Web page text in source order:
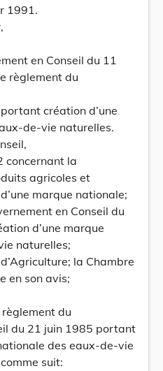
1991.
en Conseil du 11
règlement du
création d’une
de-vie naturelles.
concernant la
agricoles et
marque nationale;
en Conseil du
d’une marque
naturelles;
la Chambre
en son avis;
du
du 21 juin 1985 portant
des eaux-de-vie
suit: